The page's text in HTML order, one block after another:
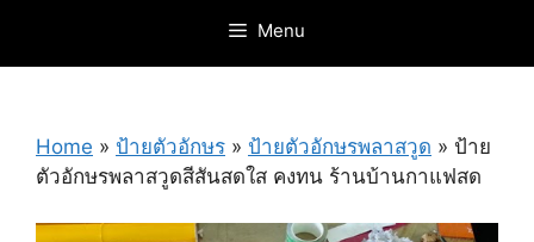
Menu
Home » ป้ายตัวอักษร » ป้ายตัวอักษรพลาสวูด » ป้าย
ตัวอักษรพลาสวูดสีสันสดใส คงทน ร้านบ้านกาแฟสด